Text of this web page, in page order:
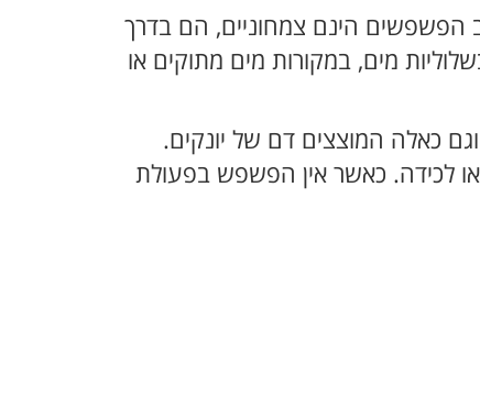
הפשפשים הינם צמחוניים, הם בדרך
מים, במקורות מים מתוקים או
כאלה המוצצים דם של יונקים.
לכידה. כאשר אין הפשפש בפעולת